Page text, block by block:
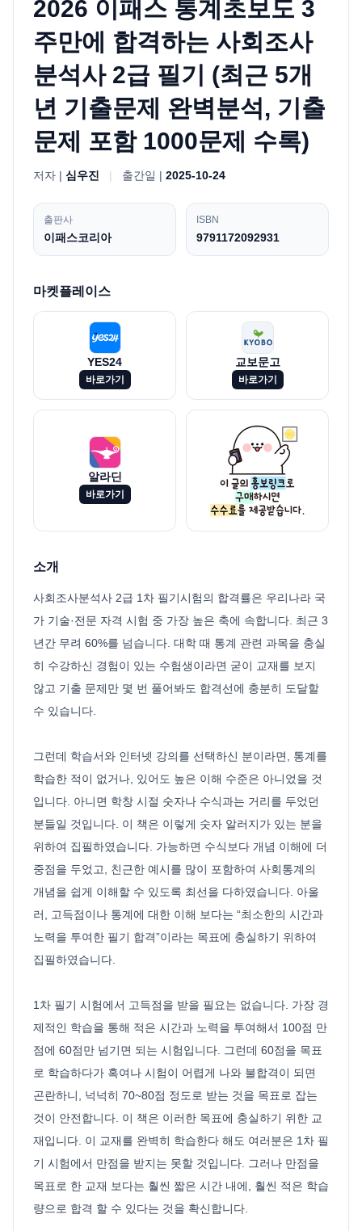
2026 이패스 통계초보도 3
주만에 합격하는 사회조사
분석사 2급 필기 (최근 5개
년 기출문제 완벽분석, 기출
문제 포함 1000문제 수록)
저자 | 심우진 | 출간일 | 2025-10-24
출판사
이패스코리아
ISBN
9791172092931
마켓플레이스
YES24
바로가기
교보문고
바로가기
알라딘
바로가기
소개
사회조사분석사 2급 1차 필기시험의 합격률은 우리나라 국
가 기술·전문 자격 시험 중 가장 높은 축에 속합니다. 최근 3
년간 무려 60%를 넘습니다. 대학 때 통계 관련 과목을 충실
히 수강하신 경험이 있는 수험생이라면 굳이 교재를 보지
않고 기출 문제만 몇 번 풀어봐도 합격선에 충분히 도달할
수 있습니다.
그런데 학습서와 인터넷 강의를 선택하신 분이라면, 통계를
학습한 적이 없거나, 있어도 높은 이해 수준은 아니었을 것
입니다. 아니면 학창 시절 숫자나 수식과는 거리를 두었던
분들일 것입니다. 이 책은 이렇게 숫자 알러지가 있는 분을
위하여 집필하였습니다. 가능하면 수식보다 개념 이해에 더
중점을 두었고, 친근한 예시를 많이 포함하여 사회통계의
개념을 쉽게 이해할 수 있도록 최선을 다하였습니다. 아울
러, 고득점이나 통계에 대한 이해 보다는 “최소한의 시간과
노력을 투여한 필기 합격”이라는 목표에 충실하기 위하여
집필하였습니다.
1차 필기 시험에서 고득점을 받을 필요는 없습니다. 가장 경
제적인 학습을 통해 적은 시간과 노력을 투여해서 100점 만
점에 60점만 넘기면 되는 시험입니다. 그런데 60점을 목표
로 학습하다가 혹여나 시험이 어렵게 나와 불합격이 되면
곤란하니, 넉넉히 70~80점 정도로 받는 것을 목표로 잡는
것이 안전합니다. 이 책은 이러한 목표에 충실하기 위한 교
재입니다. 이 교재를 완벽히 학습한다 해도 여러분은 1차 필
기 시험에서 만점을 받지는 못할 것입니다. 그러나 만점을
목표로 한 교재 보다는 훨씬 짧은 시간 내에, 훨씬 적은 학습
량으로 합격 할 수 있다는 것을 확신합니다.